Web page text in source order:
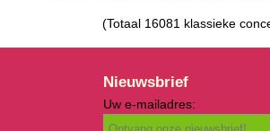
(Totaal 16081 klassieke
Nieuwsbrief
Uw e-mailadres: